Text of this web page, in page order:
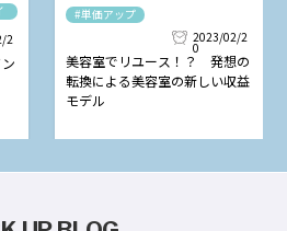
2
#単価アップ
2023/02/2
0
美容室でリユース！？ 発想の
転換による美容室の新しい収益
モデル